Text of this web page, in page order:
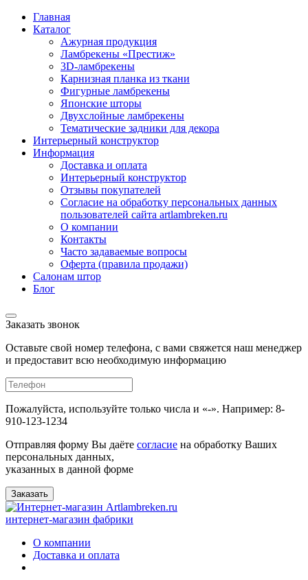
Главная
Каталог
Ажурная продукция
Ламбрекены «Престиж»
3D-ламбрекены
Карнизная планка из ткани
Фигурные ламбрекены
Японские шторы
Двухслойные ламбрекены
Тематические задники для декора
Интерьерный конструктор
Информация
Доставка и оплата
Интерьерный конструктор
Отзывы покупателей
Согласие на обработку персональных данных
пользователей сайта artlambreken.ru
О компании
Контакты
Часто задаваемые вопросы
Оферта (правила продажи)
Салонам штор
Блог
Заказать звонок
Оставьте свой номер телефона, с вами свяжется наш менеджер
и предоставит всю необходимую информацию
Пожалуйста, используйте только числа и «-». Например: 8-
910-123-1234
Отправляя форму Вы даёте согласие на обработку Ваших
персональных данных,
указанных в данной форме
Заказать
интернет-магазин фабрики
О компании
Доставка и оплата